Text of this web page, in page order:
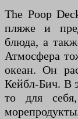
The Poop
пляже и
блюда, а
Атмосфера
океан. Он
Кейбл-Бич. В
то для